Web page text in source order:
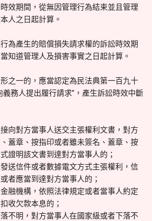
效期間，從無因管理行為結束並且管理
人之日起計算。
為產生的賠償損失請求權的訴訟時效期
知道管理人及損害事實之日起計算。
之一的，應當認定為民法典第一百九十
義務人提出履行請求”，產生訴訟時效中斷
接向對方當事人送交主張權利文書，對方
蓋章、按指印或者雖未簽名、蓋章、按
證明該文書到達對方當事人的；
發送信件或者數據電文方式主張權利，信
者應當到達對方當事人的；
金融機構，依照法律規定或者當事人約定
收欠款本息的；
落不明，對方當事人在國家級或者下落不